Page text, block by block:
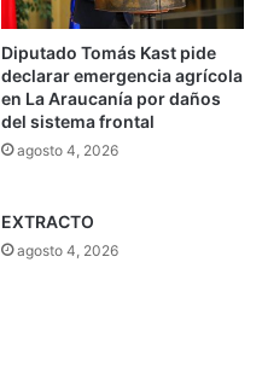
Diputado Tomás Kast pide
declarar emergencia agrícola
en La Araucanía por daños
del sistema frontal
agosto 4, 2026
EXTRACTO
agosto 4, 2026